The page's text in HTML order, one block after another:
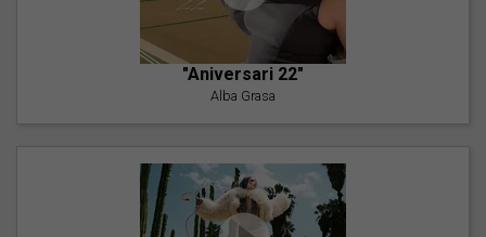
"Aniversari 22"
Alba Grasa